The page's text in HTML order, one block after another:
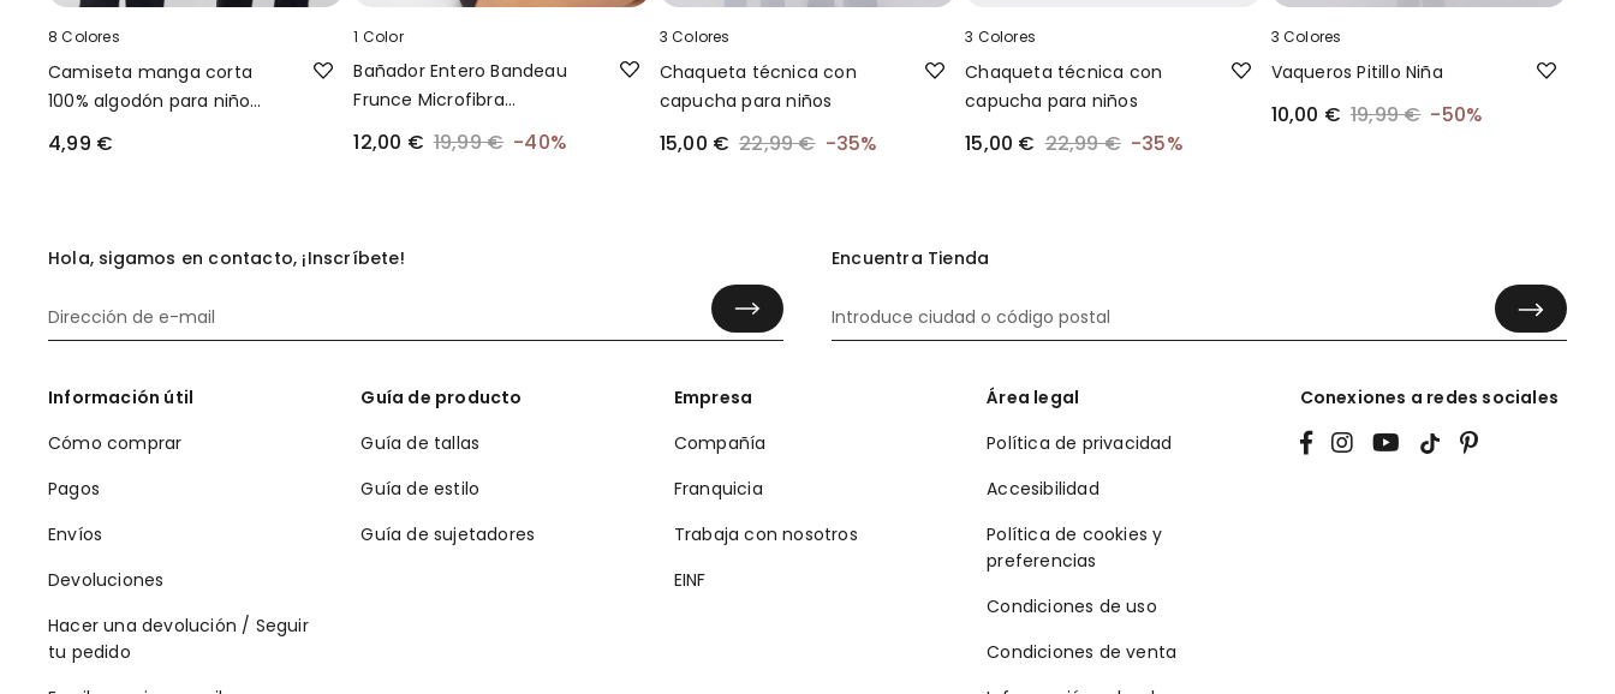
8 Colores
Camiseta manga corta
100% algodón para niño
unisex
4,99 €
1 Color
Bañador Entero Bandeau
Frunce Microfibra
Reciclada
12,00 € 19,99 € -40%
3 Colores
Chaqueta técnica con
capucha para niños
15,00 € 22,99 € -35%
3 Colores
Chaqueta técnica con
capucha para niños
15,00 € 22,99 € -35%
3 Colores
Vaqueros Pitillo Niña
10,00 € 19,99 € -50%
Hola, sigamos en contacto, ¡Inscríbete! Encuentra Tienda
Información útil
Cómo comprar
Pagos
Envíos
Devoluciones
Hacer una devolución / Seguir
tu pedido
Guía de producto
Guía de tallas
Guía de estilo
Guía de sujetadores
Empresa
Compañía
Franquicia
Trabaja con nosotros
EINF
Área legal
Política de privacidad
Accesibilidad
Política de cookies y
preferencias
Condiciones de uso
Condiciones de venta
Conexiones a redes sociales